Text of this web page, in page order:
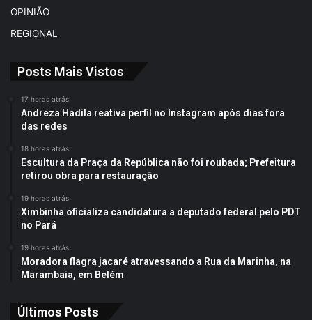
OPINIÃO
REGIONAL
Posts Mais Vistos
17 horas atrás
Andreza Hadila reativa perfil no Instagram após dias fora
das redes
18 horas atrás
Escultura da Praça da República não foi roubada; Prefeitura
retirou obra para restauração
19 horas atrás
Ximbinha oficializa candidatura a deputado federal pelo PDT
no Pará
19 horas atrás
Moradora flagra jacaré atravessando a Rua da Marinha, na
Marambaia, em Belém
Últimos Posts